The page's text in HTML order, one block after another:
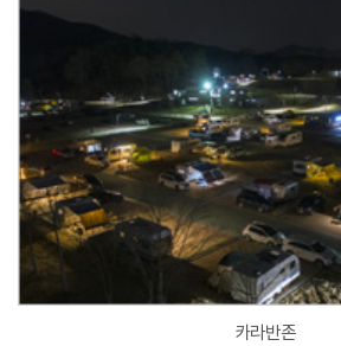
카라반존